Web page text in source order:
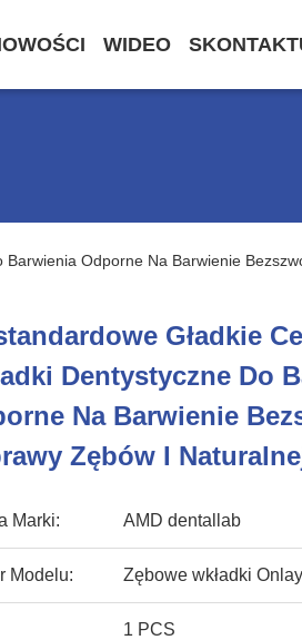
WIDEO
Barwienia Odporne Na Barwienie
Gładkie
Dentystyczne Do
Na Barwienie
Zębów I
Marki: AMD dentallab
Modelu: Zębowe wkładki Onlay
1 PCS